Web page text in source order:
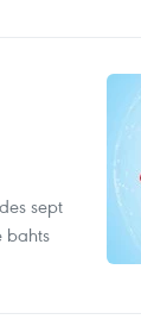
sept
bahts